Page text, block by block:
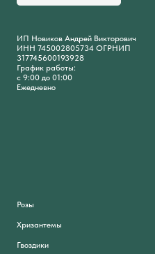
ИП Новиков Андрей Викторович
ИНН 745002805734 ОГРНИП
317745600193928
График работы:
с 9:00 до 01:00
Ежедневно
Розы
Хризантемы
Гвоздики